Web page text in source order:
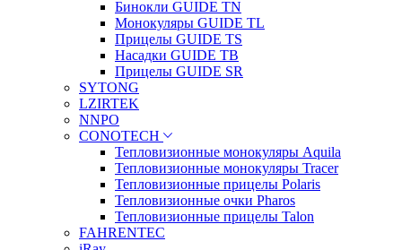
Бинокли GUIDE TN
Монокуляры GUIDE TL
Прицелы GUIDE TS
Насадки GUIDE TB
Прицелы GUIDE SR
SYTONG
LZIRTEK
NNPO
CONOTECH
Тепловизионные монокуляры Aquila
Тепловизионные монокуляры Tracer
Тепловизионные прицелы Polaris
Тепловизионные очки Pharos
Тепловизионные прицелы Talon
FAHRENTEC